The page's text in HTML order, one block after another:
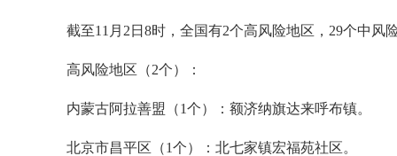
截至11月2日8时，全国有2个高风险地区，29个中风
高风险地区（2个）：
内蒙古阿拉善盟（1个）：额济纳旗达来呼布镇。
北京市昌平区（1个）：北七家镇宏福苑社区。